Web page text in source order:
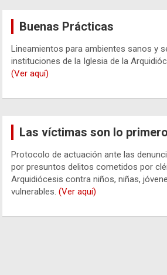
Buenas Prácticas
Lineamientos para ambientes sanos y
instituciones de la Iglesia de la
(Ver aquí)
Las víctimas son lo primero
Protocolo de actuación ante las
por presuntos delitos cometidos por
Arquidiócesis contra niños, niñas,
vulnerables.(Ver aquí)